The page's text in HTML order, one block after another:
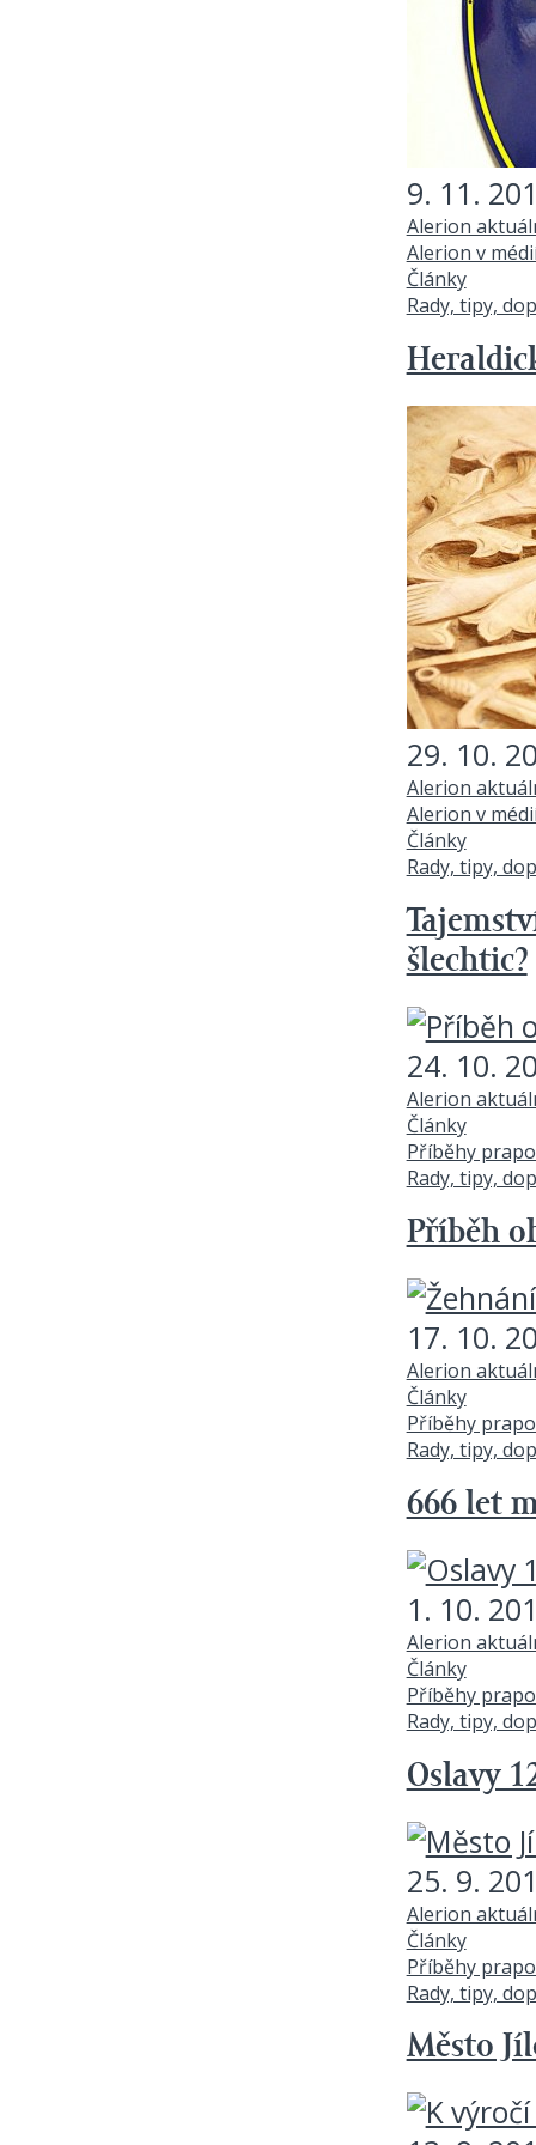
9. 11.
Alerion
Alerion v
Články
Rady, tipy,
29. 10.
Alerion
Alerion v
Články
Rady, tipy,
šlechtic?
24. 10.
Alerion
Články
Příběhy
Rady, tipy,
Příběh
17. 10.
Alerion
Články
Příběhy
Rady, tipy,
666 let
1. 10.
Alerion
Články
Příběhy
Rady, tipy,
Oslavy
25. 9.
Alerion
Články
Příběhy
Rady, tipy,
Město